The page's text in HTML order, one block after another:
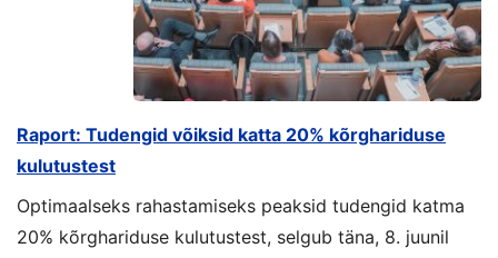
Raport: Tudengid võiksid katta 20% kõrghariduse
kulutustest
Optimaalseks rahastamiseks peaksid tudengid katma
20% kõrghariduse kulutustest, selgub täna, 8. juunil